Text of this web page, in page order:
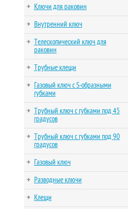
Ключи для раковин
Внутренний ключ
Телескопический ключ для
раковин
Трубные клещи
Газовый ключ с S-образными
губками
Трубный ключ с губками под 45
градусов
Трубный ключ с губками под 90
градусов
Газовый ключ
Разводные ключи
Клещи